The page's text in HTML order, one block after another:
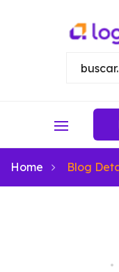
Home Blog